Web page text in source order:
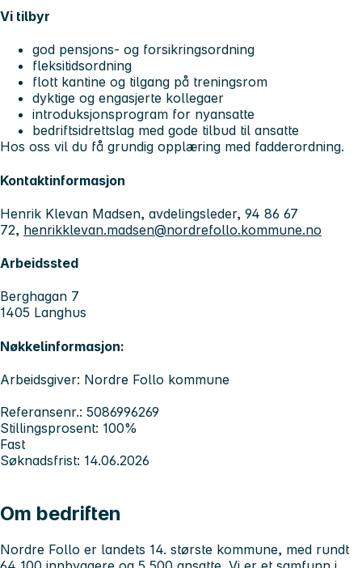
Vi tilbyr
god pensjons- og forsikringsordning
fleksitidsordning
flott kantine og tilgang på treningsrom
dyktige og engasjerte kollegaer
introduksjonsprogram for nyansatte
bedriftsidrettslag med gode tilbud til ansatte
Hos oss vil du få grundig opplæring med fadderordning.
Kontaktinformasjon
Henrik Klevan Madsen, avdelingsleder, 94 86 67
72, henrikklevan.madsen@nordrefollo.kommune.no
Arbeidssted
Berghagan 7
1405 Langhus
Nøkkelinformasjon:
Arbeidsgiver: Nordre Follo kommune
Referansenr.: 5086996269
Stillingsprosent: 100%
Fast
Søknadsfrist: 14.06.2026
Om bedriften
Nordre Follo er landets 14. største kommune, med rundt